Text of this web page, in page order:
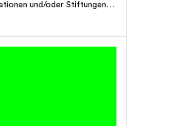
und/oder Stiftungen